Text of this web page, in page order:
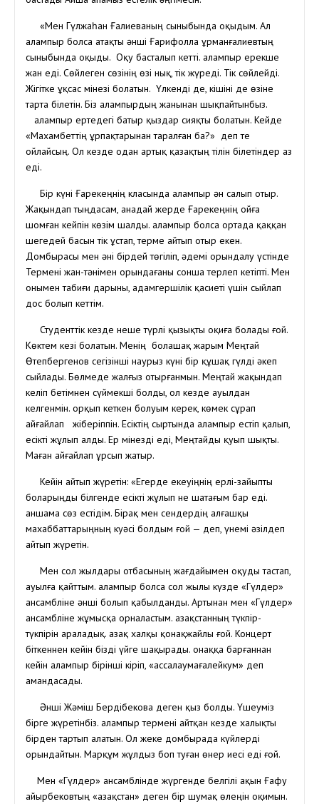
«Мен Гүлжаһан Ғалиеваның сыныбында оқыдым. Ал
Қалампыр болса атақты әнші Ғарифолла Құрманғалиевтың
сыныбында оқыды. Оқу басталып кетті. Қалампыр ерекше
жан еді. Сөйлеген сөзінің өзі нық, тік жүреді. Тік сөйлейді.
Жігітке ұқсас мінезі болатын. Үлкенді де, кішіні де өзіне
тарта білетін. Біз Қалампырдың жанынан шықпайтынбыз.
Қалампыр ертедегі батыр қыздар сияқты болатын. Кейде
«Махамбеттің ұрпақтарынан таралған ба?» деп те
ойлайсың. Ол кезде одан артық қазақтың тілін білетіндер аз
еді.
Бір күні Ғарекеңнің класында Қалампыр ән салып отыр.
Жақындап тыңдасам, анадай жерде Ғарекеңнің ойға
шомған кейпін көзім шалды. Қалампыр болса ортада қаққан
шегедей басын тік ұстап, терме айтып отыр екен.
Домбырасы мен әні бірдей төгіліп, әдемі орындалу үстінде
Термені жан-тәнімен орындағаны сонша терлеп кетіпті. Мен
онымен табиғи дарыны, адамгершілік қасиеті үшін сыйлап
дос болып кеттім.
Студенттік кезде неше түрлі қызықты оқиға болады ғой.
Көктем кезі болатын. Менің болашақ жарым Меңтай
Өтепбергенов сегізінші наурыз күні бір құшақ гүлді әкеп
сыйлады. Бөлмеде жалғыз отырғанмын. Меңтай жақындап
келіп бетімнен сүймекші болды, ол кезде ауылдан
келгенмін. Қорқып кеткен болуым керек, көмек сұрап
айғайлап жіберіппін. Есіктің сыртында Қалампыр естіп қалып,
есікті жұлып алды. Ер мінезді еді, Меңтайды қуып шықты.
Маған айғайлап ұрсып жатыр.
Кейін айтып жүретін: «Егерде екеуіңнің ерлі-зайыпты
боларыңды білгенде есікті жұлып не шатағым бар еді.
Қаншама сөз естідім. Бірақ мен сендердің алғашқы
махаббаттарыңның куәсі болдым ғой — деп, үнемі әзілдеп
айтып жүретін.
Мен сол жылдары отбасының жағдайымен оқуды тастап,
ауылға қайттым. Қалампыр болса сол жылы күзде «Гүлдер»
ансамбліне әнші болып қабылданды. Артынан мен «Гүлдер»
ансамбліне жұмысқа орналастым. Қазақстанның түкпір-
түкпірін араладық. Қазақ халқы қонақжайлы ғой. Концерт
біткеннен кейін бізді үйге шақырады. Қонаққа барғаннан
кейін Қалампыр бірінші кіріп, «ассалаумағалейкум» деп
амандасады.
Әнші Жәміш Бердібекова деген қыз болды. Үшеуміз
бірге жүретінбіз. Қалампыр термені айтқан кезде халықты
бірден тартып алатын. Ол жеке домбырада күйлерді
орындайтын. Марқұм жұлдыз боп туған өнер иесі еді ғой.
Мен «Гүлдер» ансамблінде жүргенде белгілі ақын Ғафу
Қайырбековтың «Қазақстан» деген бір шумақ өлеңін оқимын.